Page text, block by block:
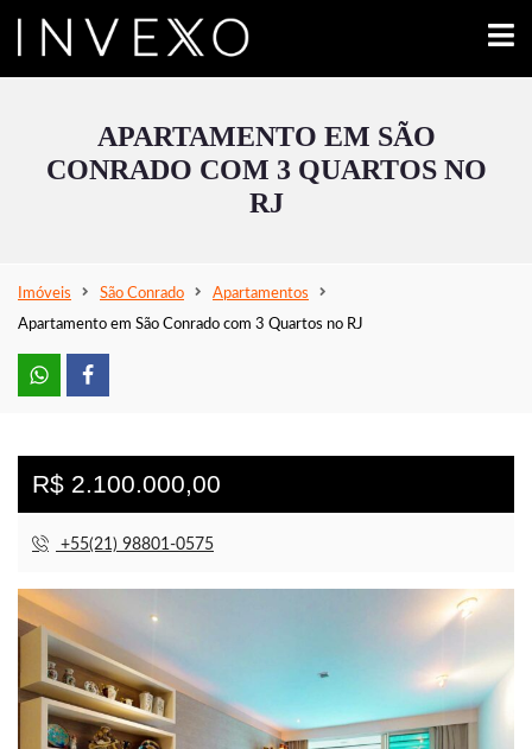
APARTAMENTO EM SÃO
CONRADO COM 3 QUARTOS NO
RJ
Imóveis São Conrado
Apartamentos
Apartamento em São Conrado com 3 Quartos no RJ
R$ 2.100.000,00
+55(21) 98801-0575